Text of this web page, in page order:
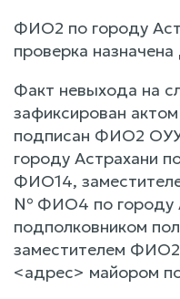
ФИО2 по городу
проверка
Факт невыхода на
зафиксирован
подписан ФИО2
городу Астрахани
ФИО14,
№ ФИО4 по городу
подполковником
заместителем
<адрес> майором